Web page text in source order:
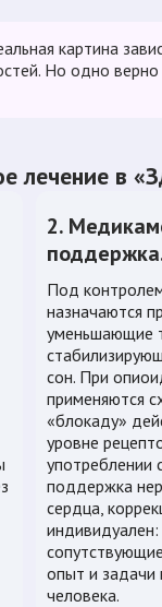
картина
Но одно
лечение в
2.
Под
назначаются
уменьшающие
сон. При
применяются
«блокаду»
уровне
употреблении
поддержка
сердца,
опыт и задачи
человека.